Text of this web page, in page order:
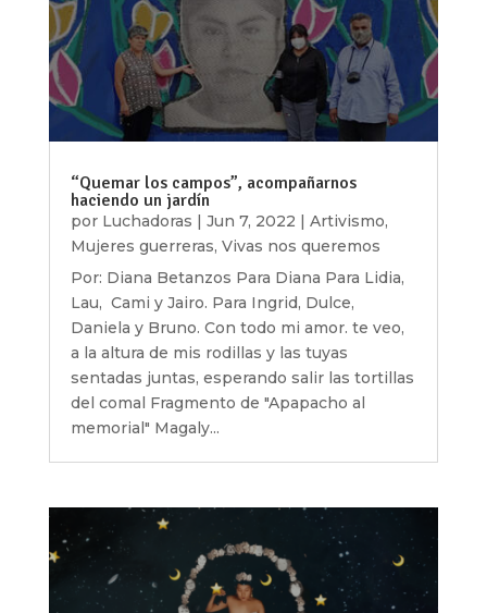
“Quemar los campos”, acompañarnos
haciendo un jardín
por Luchadoras | Jun 7, 2022 | Artivismo,
Mujeres guerreras, Vivas nos queremos
Por: Diana Betanzos Para Diana Para Lidia,
Lau, Cami y Jairo. Para Ingrid, Dulce,
Daniela y Bruno. Con todo mi amor. te veo,
a la altura de mis rodillas y las tuyas
sentadas juntas, esperando salir las tortillas
del comal Fragmento de "Apapacho al
memorial" Magaly...